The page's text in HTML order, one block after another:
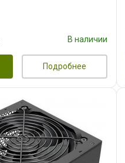
В наличии
Подробнее